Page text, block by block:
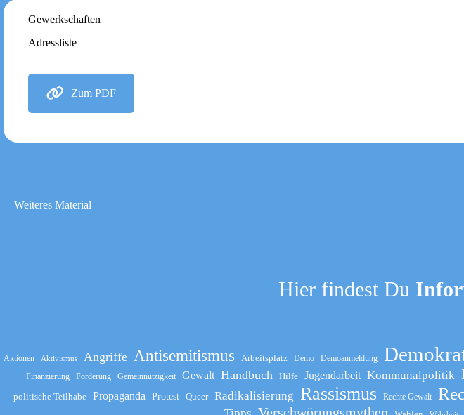
Gewerkschaften
Adressliste
Zum PDF
Weiteres Material
Hier findest Du
Aktionen Aktivismus Angriffe Antisemitismus Arbeitsplatz Demo Demoanmeldung
Finanzierung Förderung Gemeinnützigkeit Gewalt Handbuch Hilfe Jugendarbeit Kommunalpolitik
politische Teilhabe Propaganda Protest Queer Radikalisierung Rassismus Rechte Gewalt